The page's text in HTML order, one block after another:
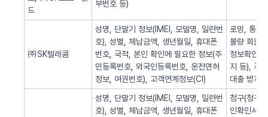
드
부번호 등)
㈜SK텔레콤
성명, 단말기 정보(IMEI, 모델명, 일련번
호), 성별, 체납금액, 생년월일, 휴대폰
번호, 국적, 본인 확인에 필요한 정보(주
민등록번호, 외국인등록번호, 운전면허
정보, 여권번호), 고객연계정보(CI)
로밍, 통화
불량 회원
정보확인,
지 등), 국
대출 방지,
성명, 단말기 정보(IMEI, 모델명, 일련번
호), 성별, 체납금액, 생년월일, 휴대폰
청구(청구
인확인서